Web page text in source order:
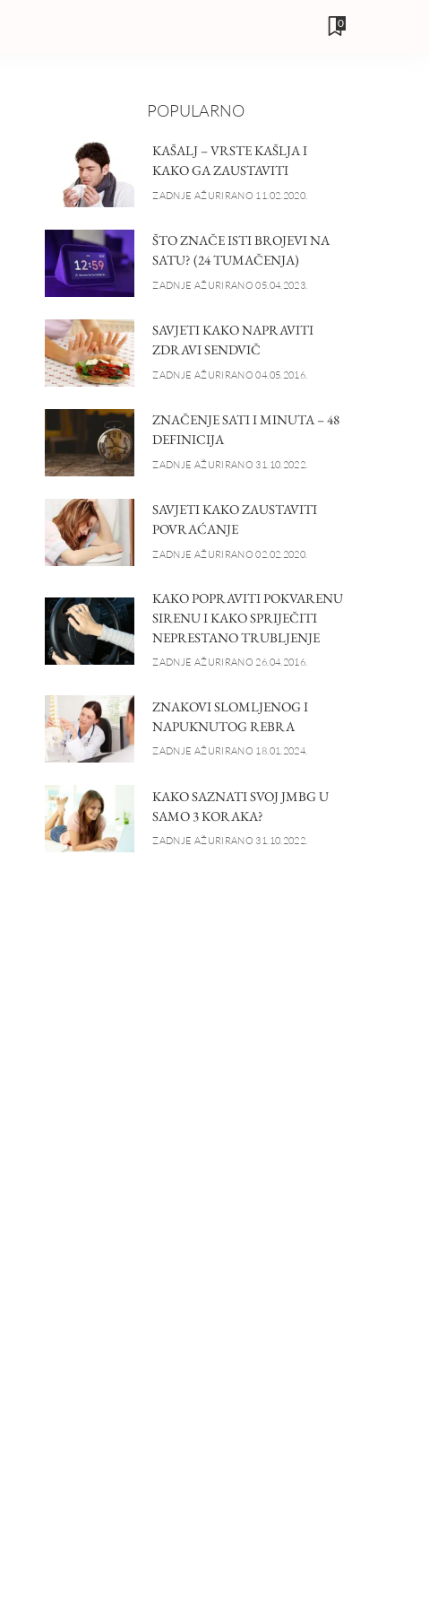
0
POPULARNO
KAŠALJ – VRSTE KAŠLJA I
KAKO GA ZAUSTAVITI
ZADNJE AŽURIRANO 11.02.2020.
ŠTO ZNAČE ISTI BROJEVI NA
SATU? (24 TUMAČENJA)
ZADNJE AŽURIRANO 05.04.2023.
SAVJETI KAKO NAPRAVITI
ZDRAVI SENDVIČ
ZADNJE AŽURIRANO 04.05.2016.
ZNAČENJE SATI I MINUTA – 48
DEFINICIJA
ZADNJE AŽURIRANO 31.10.2022.
SAVJETI KAKO ZAUSTAVITI
POVRAĆANJE
ZADNJE AŽURIRANO 02.02.2020.
KAKO POPRAVITI POKVARENU
SIRENU I KAKO SPRIJEČITI
NEPRESTANO TRUBLJENJE
ZADNJE AŽURIRANO 26.04.2016.
ZNAKOVI SLOMLJENOG I
NAPUKNUTOG REBRA
ZADNJE AŽURIRANO 18.01.2024.
KAKO SAZNATI SVOJ JMBG U
SAMO 3 KORAKA?
ZADNJE AŽURIRANO 31.10.2022.